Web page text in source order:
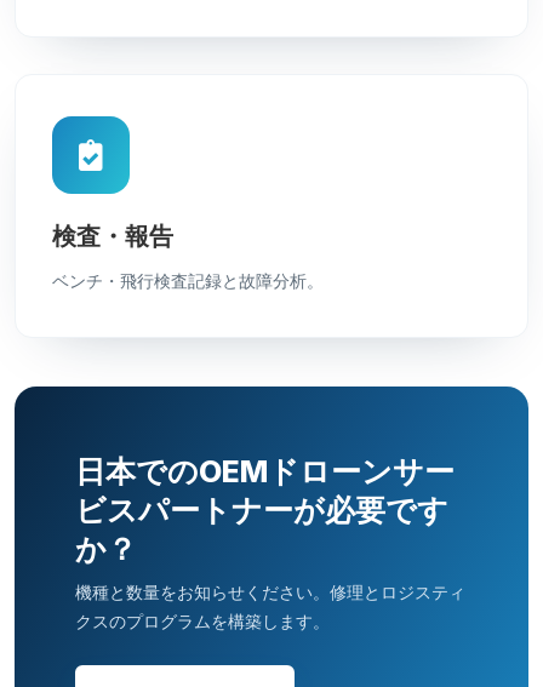
検査・報告
ベンチ・飛行検査記録と故障分析。
日本でのOEMドローンサー
ビスパートナーが必要です
か？
機種と数量をお知らせください。修理とロジスティ
クスのプログラムを構築します。